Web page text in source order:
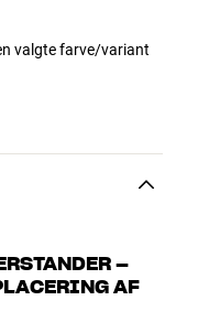
valgte farve/variant
–
AF